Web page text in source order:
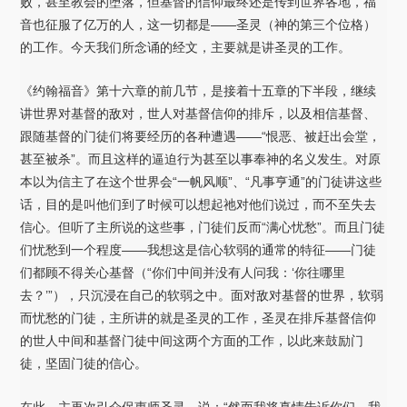
音也征服了亿万的人，这一切都是——圣灵（神的第三个位格）
的工作。今天我们所念诵的经文，主要就是讲圣灵的工作。
《约翰福音》第十六章的前几节，是接着十五章的下半段，继续
讲世界对基督的敌对，世人对基督信仰的排斥，以及相信基督、
跟随基督的门徒们将要经历的各种遭遇——“恨恶、被赶出会堂，
甚至被杀”。而且这样的逼迫行为甚至以事奉神的名义发生。对原
本以为信主了在这个世界会“一帆风顺”、“凡事亨通”的门徒讲这些
话，目的是叫他们到了时候可以想起祂对他们说过，而不至失去
信心。但听了主所说的这些事，门徒们反而“满心忧愁”。而且门徒
们忧愁到一个程度——我想这是信心软弱的通常的特征——门徒
们都顾不得关心基督（“你们中间并没有人问我：‘你往哪里
去？’”），只沉浸在自己的软弱之中。面对敌对基督的世界，软弱
而忧愁的门徒，主所讲的就是圣灵的工作，圣灵在排斥基督信仰
的世人中间和基督门徒中间这两个方面的工作，以此来鼓励门
徒，坚固门徒的信心。